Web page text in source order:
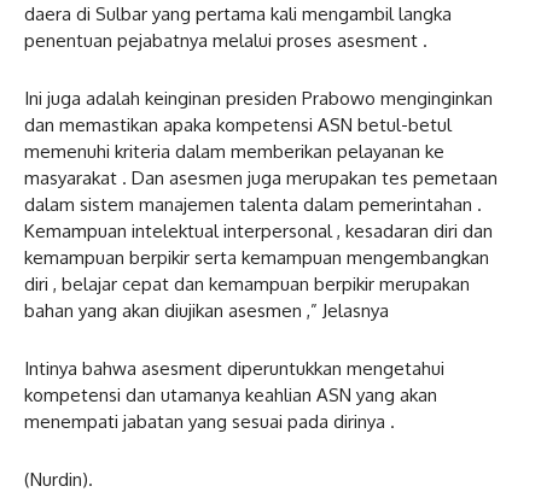
daera di Sulbar yang pertama kali mengambil langka
penentuan pejabatnya melalui proses asesment .
Ini juga adalah keinginan presiden Prabowo menginginkan
dan memastikan apaka kompetensi ASN betul-betul
memenuhi kriteria dalam memberikan pelayanan ke
masyarakat . Dan asesmen juga merupakan tes pemetaan
dalam sistem manajemen talenta dalam pemerintahan .
Kemampuan intelektual interpersonal , kesadaran diri dan
kemampuan berpikir serta kemampuan mengembangkan
diri , belajar cepat dan kemampuan berpikir merupakan
bahan yang akan diujikan asesmen ,” Jelasnya
Intinya bahwa asesment diperuntukkan mengetahui
kompetensi dan utamanya keahlian ASN yang akan
menempati jabatan yang sesuai pada dirinya .
(Nurdin).